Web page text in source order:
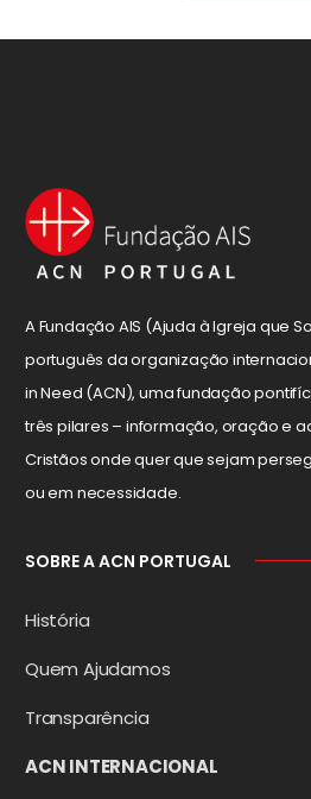
A Fundação AIS (Ajuda à Igreja que
português da organização
in Need (ACN), uma fundação
três pilares – informação, oração e
Cristãos onde quer que sejam
ou em necessidade.
SOBRE A ACN PORTUGAL
História
Quem Ajudamos
Transparência
ACN INTERNACIONAL